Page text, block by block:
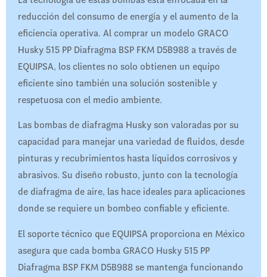
reducción del consumo de energía y el aumento de la
eficiencia operativa. Al comprar un modelo GRACO
Husky 515 PP Diafragma BSP FKM D5B988 a través de
EQUIPSA, los clientes no solo obtienen un equipo
eficiente sino también una solución sostenible y
respetuosa con el medio ambiente.
Las bombas de diafragma Husky son valoradas por su
capacidad para manejar una variedad de fluidos, desde
pinturas y recubrimientos hasta líquidos corrosivos y
abrasivos. Su diseño robusto, junto con la tecnología
de diafragma de aire, las hace ideales para aplicaciones
donde se requiere un bombeo confiable y eficiente.
El soporte técnico que EQUIPSA proporciona en México
asegura que cada bomba GRACO Husky 515 PP
Diafragma BSP FKM D5B988 se mantenga funcionando